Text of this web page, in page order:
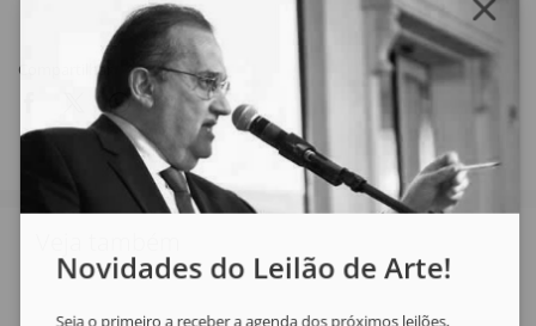
Compartilhar
Novidades do Leilão de Arte!
Seja o primeiro a receber a agenda dos próximos leilões,